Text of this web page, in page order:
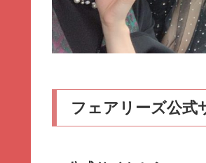
フェアリーズ公式